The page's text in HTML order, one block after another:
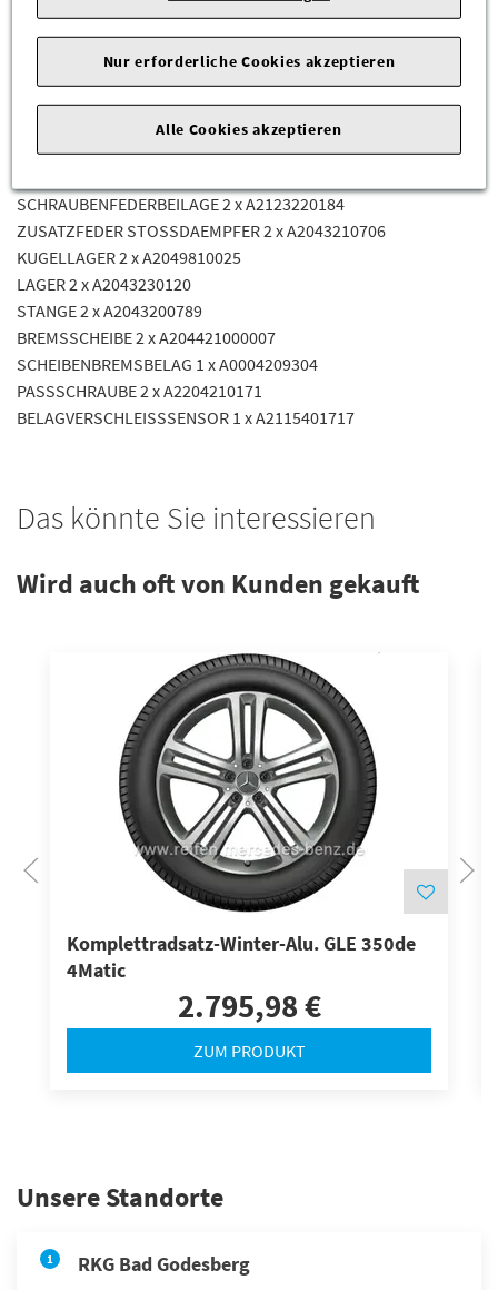
https://www.mercedes-benz.com
DAEMPFERBEIN 2 x A204323190064
SCHRAUBENFEDERBEILAGE 2 x A2043210184
SCHRAUBENFEDERBEILAGE 2 x A2123220184
ZUSATZFEDER STOSSDAEMPFER 2 x A2043210706
KUGELLAGER 2 x A2049810025
LAGER 2 x A2043230120
STANGE 2 x A2043200789
BREMSSCHEIBE 2 x A204421000007
SCHEIBENBREMSBELAG 1 x A0004209304
PASSSCHRAUBE 2 x A2204210171
BELAGVERSCHLEISSSENSOR 1 x A2115401717
Das könnte Sie interessieren
Wird auch oft von Kunden gekauft
Komplettradsatz-Winter-Alu. GLE 350de
4Matic
2.795,98 €
ZUM PRODUKT
Unsere Standorte
1 RKG Bad Godesberg
Nur erforderliche Cookies akzeptieren
Alle Cookies akzeptieren